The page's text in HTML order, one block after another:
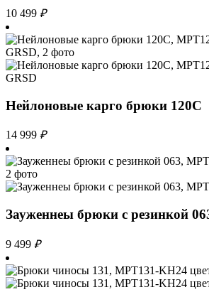
10 499 ₽
Нейлоновые карго брюки 120С
14 999 ₽
Зауженнеы брюки с резинкой
9 499 ₽